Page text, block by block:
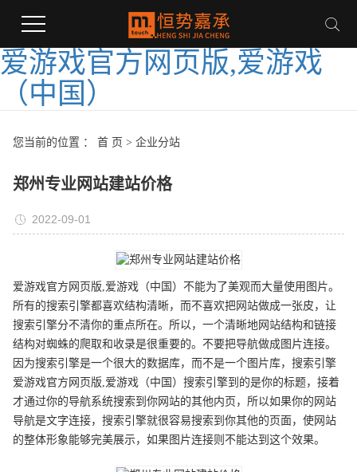
爱游戏官方网页版,爱游戏
（中国）
您当前的位置 ： 首 页 > 企业分站
郑州专业网站建站价格
2022-09-01
爱游戏官方网页版,爱游戏（中国）不能为了美观而大量使用图片。
所有的搜索引擎都喜欢结构清晰，而不喜欢把网站做成一张皮，让
搜索引擎分不清你的重点所在。所以，一个清晰地网站结构和链接
结构对蜘蛛的爬取和收录是很重要的。不要把导航做成图片连接。
因为搜索引擎是一个很大的数据库，而不是一个图片库，搜索引擎
爱游戏官方网页版,爱游戏（中国）搜索引擎到的是你的标题，接着
才通过你的导航系统搜索到你网站的其他内页，所以如果你的网站
导航是文字连接，搜索引擎就很容易搜索到你其他的页面，使网站
的整体形象能够完美展示，如果图片连接则不能达到这个效果。